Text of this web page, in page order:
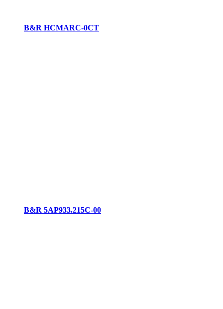
B&R HCMARC-0CT
B&R 5AP933.215C-00